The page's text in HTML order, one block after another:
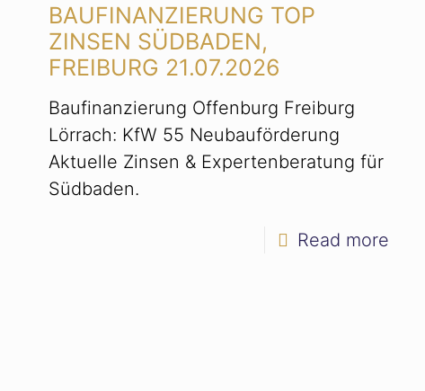
BAUFINANZIERUNG TOP
ZINSEN SÜDBADEN,
FREIBURG 21.07.2026
Baufinanzierung Offenburg Freiburg
Lörrach: KfW 55 Neubauförderung
Aktuelle Zinsen & Expertenberatung für
Südbaden.
Read more